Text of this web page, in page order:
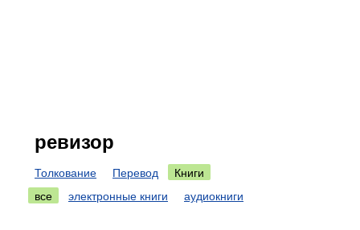
ревизор
Толкование Перевод
Книги
все
электронные книги аудиокниги